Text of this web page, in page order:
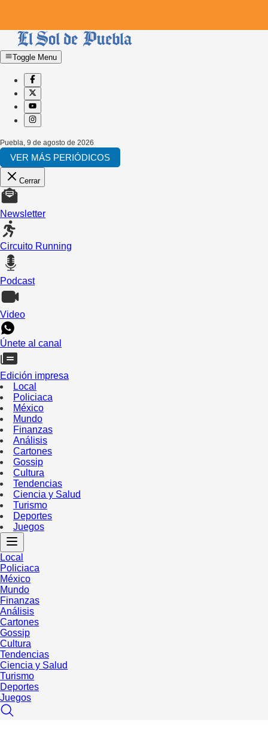
Toggle Menu
Puebla 9 de agosto de 2026
VER MÁS PERIÓDICOS
Cerrar
Newsletter
Circuito Running
Podcast
Video
Únete al canal
Edición impresa
Local
Policiaca
México
Mundo
Finanzas
Análisis
Cartones
Gossip
Cultura
Tendencias
Ciencia y Salud
Turismo
Deportes
Juegos
Local
Policiaca
México
Mundo
Finanzas
Análisis
Cartones
Gossip
Cultura
Tendencias
Ciencia y Salud
Turismo
Deportes
Juegos